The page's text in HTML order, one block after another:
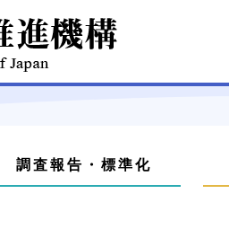
調査報告・標準化